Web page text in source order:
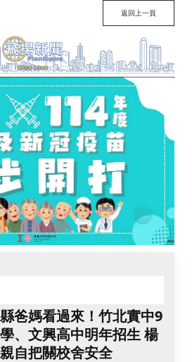
返回上一頁
爸媽看過來！竹北實中9
、文興高中明年招生 楊
自把關校舍安全